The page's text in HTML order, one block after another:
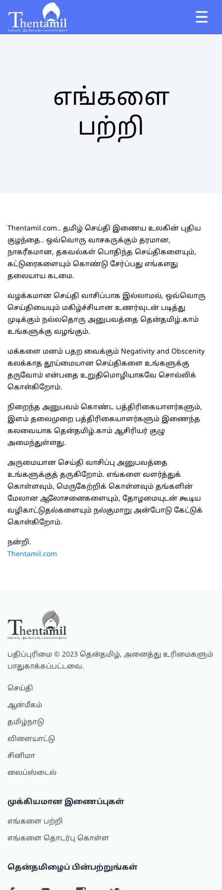
எங்களை
பற்றி
Thentamil.com.. தமிழ் செய்தி இணைய உலகின் புதிய
குழந்தை.. ஒவ்வொரு வாசகருக்கும் தரமான,
நாகரீகமான, தகவல்கள் பொதிந்த செய்திகளையும்,
கட்டுரைகளையும் கொண்டு சேர்ப்பது எங்களது
தலையாய கடமை.
வழக்கமான செய்தி வாசிப்பாக இல்லாமல், ஒவ்வொரு
செய்தியையும் மகிழ்ச்சியான உணர்வுடன் படித்து
முடிக்கும் நல்லதொரு அனுபவத்தை தென்தமிழ்.காம்
உங்களுக்கு வழங்கும்.
மக்களை மனம் பதற வைக்கும் Negativity and Obscenity
கலக்காத தூய்மையான செய்திகளை உங்களுக்கு
தருவோம் என்பதை உறுதிமொழியாகவே சொல்லிக்
கொள்கிறோம்.
நிறைந்த அனுபவம் கொண்ட பத்திரிகையாளர்களும்,
இளம் தலைமுறை பத்திரிகையாளர்களும் இணைந்த
கலவையாக தென்தமிழ்.காம் ஆசிரியர் குழு
அமைந்துள்ளது.
அருமையான செய்தி வாசிப்பு அனுபவத்தை
உங்களுக்குத் தருகிறோம். எங்களை வளர்த்துக்
கொள்ளவும், மெருகேற்றிக் கொள்ளவும் தங்களின்
மேலான ஆலோசனைகளையும், தோழமையுடன் கூடிய
வழிகாட்டுதல்களையும் நல்குமாறு அன்போடு கேட்டுக்
கொள்கிறோம்.
நன்றி.
Thentamil.com
பதிப்புரிமை © 2023 தென்தமிழ், அனைத்து உரிமைகளும்
பாதுகாக்கப்பட்டவை.
செய்தி
ஆன்மீகம்
தமிழ்நாடு
விளையாட்டு
சினிமா
லைப்ஸ்டைல்
முக்கியமான இணைப்புகள்
எங்களை பற்றி
எங்களை தொடர்பு கொள்ள
தென்தமிழைப் பின்பற்றுங்கள்